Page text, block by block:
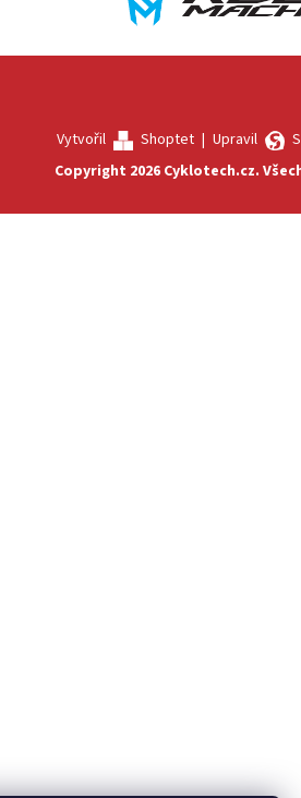
Vytvořil Shoptet| Upravil
Copyright 2026 Cyklotech.cz.